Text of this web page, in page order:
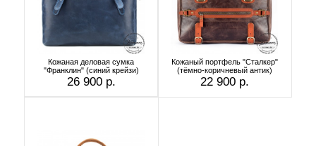
Кожаная деловая сумка
"Франклин" (синий крейзи)
26 900 р.
Кожаный портфель "Сталкер"
(тёмно-коричневый антик)
22 900 р.